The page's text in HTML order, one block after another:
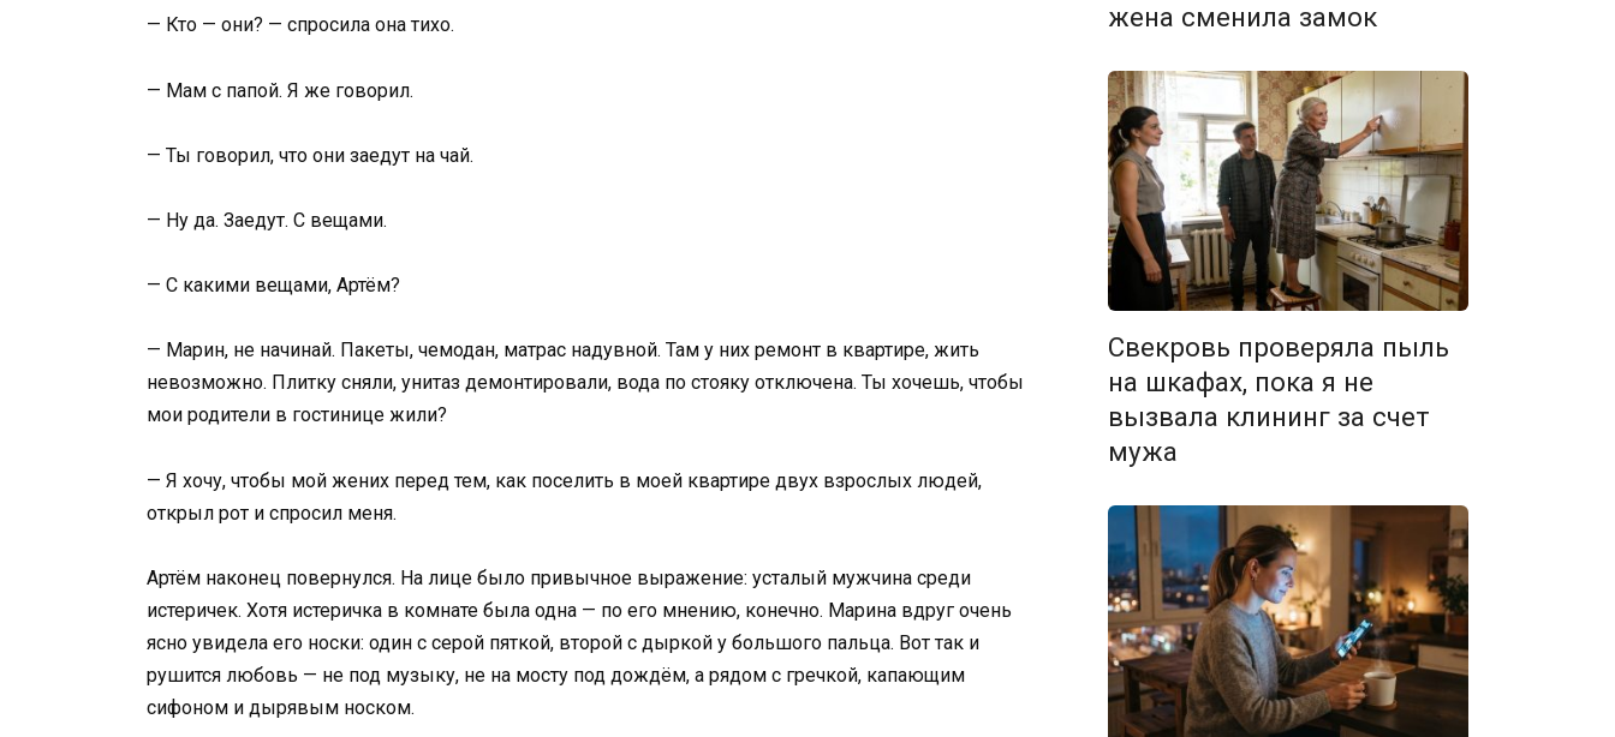
— Кто — они? — спросила она тихо.
— Мам с папой. Я же говорил.
— Ты говорил, что они заедут на чай.
— Ну да. Заедут. С вещами.
— С какими вещами, Артём?
— Марин, не начинай. Пакеты, чемодан, матрас надувной. Там у них ремонт в квартире, жить
невозможно. Плитку сняли, унитаз демонтировали, вода по стояку отключена. Ты хочешь, чтобы
мои родители в гостинице жили?
— Я хочу, чтобы мой жених перед тем, как поселить в моей квартире двух взрослых людей,
открыл рот и спросил меня.
Артём наконец повернулся. На лице было привычное выражение: усталый мужчина среди
истеричек. Хотя истеричка в комнате была одна — по его мнению, конечно. Марина вдруг очень
ясно увидела его носки: один с серой пяткой, второй с дыркой у большого пальца. Вот так и
рушится любовь — не под музыку, не на мосту под дождём, а рядом с гречкой, капающим
сифоном и дырявым носком.
жена сменила замок
Свекровь проверяла пыль
на шкафах, пока я не
вызвала клининг за счет
мужа